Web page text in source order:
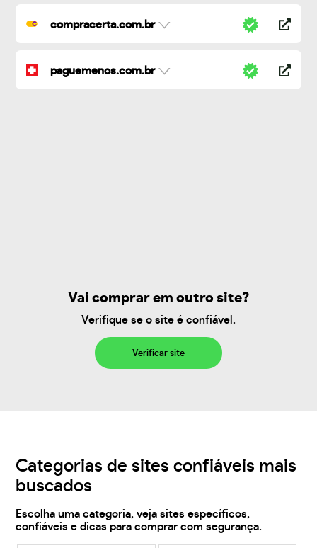
compracerta.com.br
paguemenos.com.br
Vai comprar em outro site?
Verifique se o site é confiável.
Verificar site
Categorias de sites confiáveis mais
buscados
Escolha uma categoria, veja sites específicos,
confiáveis e dicas para comprar com segurança.